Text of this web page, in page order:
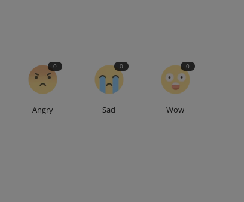
0
Angry
0
Sad
0
Wow